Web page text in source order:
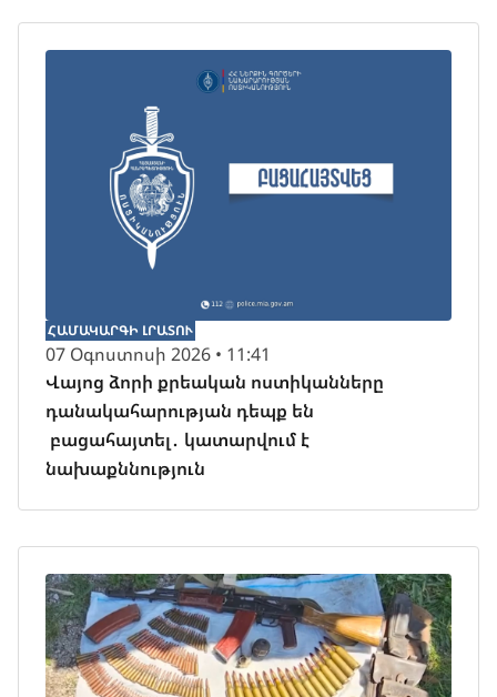
ՀԱՄԱԿԱՐԳԻ ԼՐԱՏՈՒ
07 Օգոստոսի 2026 • 11:41
Վայոց ձորի քրեական ոստիկանները
դանակահարության դեպք են
բացահայտել․ կատարվում է
նախաքննություն